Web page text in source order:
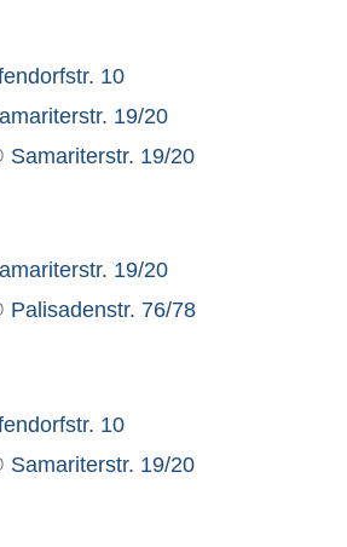
10
19/20
Samariterstr. 19/20
19/20
Palisadenstr. 76/78
10
Samariterstr. 19/20